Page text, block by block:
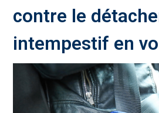
contre le
intempestif en